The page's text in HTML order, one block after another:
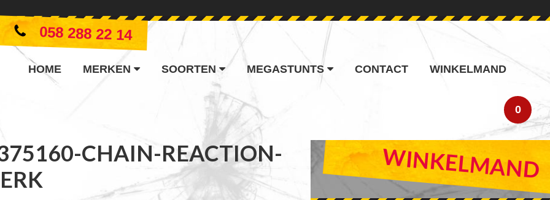
058 288 22 14
HOME MERKEN SOORTEN MEGASTUNTS CONTACT WINKELMAND
0
CHAIN-REACTION-
PRIMARY
SIDEBAR WINKELMAND